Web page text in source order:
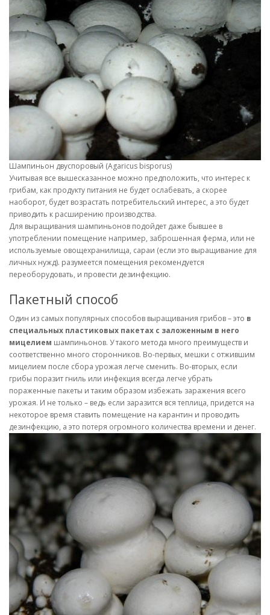
Шампиньон двуспоровый (Agaricus bisporus)
Учитывая все вышесказанное можно предположить, что интерес к
грибам, как продукту питания не будет ослабевать, а скорее
наоборот, будет возрастать потребительский интерес, а это будет
приводить к расширению производства.
Для выращивания шампиньонов подойдет даже бывшее в
употреблении помещение например, заброшенная ферма, или не
используемые овощехранилища, сараи (если это выращивание для
личных нужд). разумеется помещения рекомендуется
переоборудовать, и провести дезинфекцию.
Пакетный способ
Один из самых популярных способов выращивания грибов – это в
специальных пластиковых пакетах с заложенным в него
мицелием шампиньонов. У такого метода много преимуществ и
соответственно много сторонников. Во-первых, мешки с отжившим
мицелием после сбора урожая легче сменить. Во-вторых, если
грибы поразит гниль или инфекция всегда легче убрать
пораженные пакеты и таким образом избежать заражения всего
урожая. И не только – ведь если заразится вся теплица, придется на
некоторое время ставить помещение на карантин и проводить
дезинфекцию, а это потеря огромного количества времени и денег.